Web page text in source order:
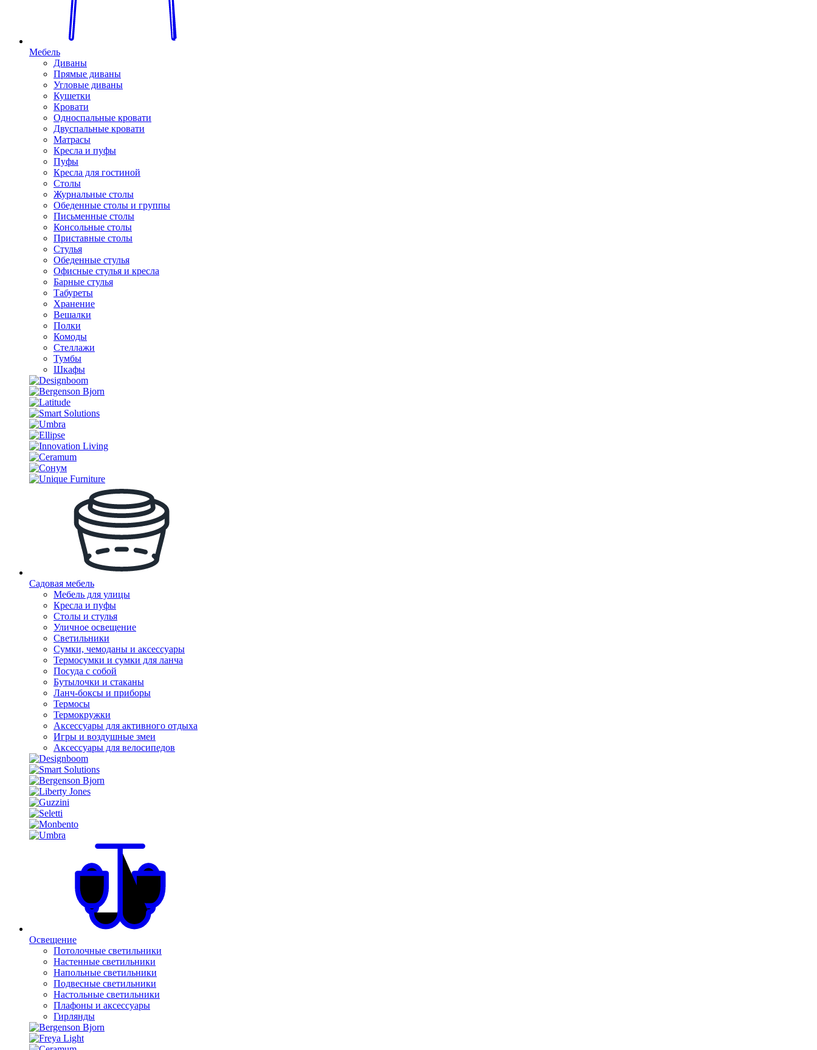
Мебель
Диваны
Прямые диваны
Угловые диваны
Кушетки
Кровати
Односпальные кровати
Двуспальные кровати
Матрасы
Кресла и пуфы
Пуфы
Кресла для гостиной
Столы
Журнальные столы
Обеденные столы и группы
Письменные столы
Консольные столы
Приставные столы
Стулья
Обеденные стулья
Офисные стулья и кресла
Барные стулья
Табуреты
Хранение
Вешалки
Полки
Комоды
Стеллажи
Тумбы
Шкафы
Садовая мебель
Мебель для улицы
Кресла и пуфы
Столы и стулья
Уличное освещение
Светильники
Сумки, чемоданы и аксессуары
Термосумки и сумки для ланча
Посуда с собой
Бутылочки и стаканы
Ланч-боксы и приборы
Термосы
Термокружки
Аксессуары для активного отдыха
Игры и воздушные змеи
Аксессуары для велосипедов
Освещение
Потолочные светильники
Настенные светильники
Напольные светильники
Подвесные светильники
Настольные светильники
Плафоны и аксессуары
Гирлянды